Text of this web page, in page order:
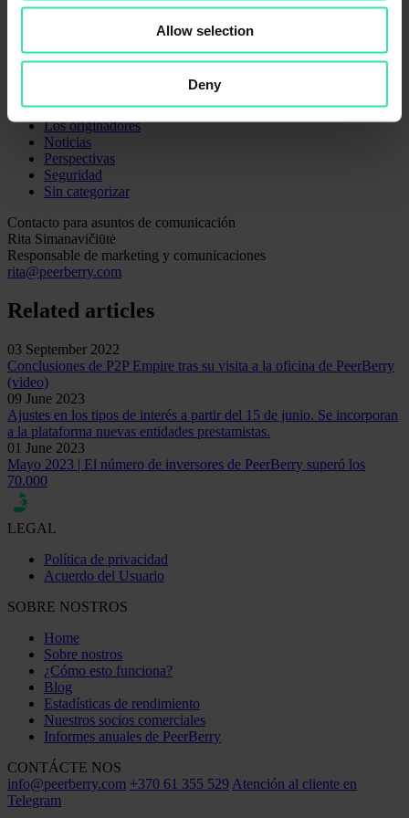
Allow selection
Deny
aplicación móvil de PeerBerry, a finales de este año.
Categories
Estadística
Los originadores
Noticias
Perspectivas
Seguridad
Sin categorizar
Contacto para asuntos de comunicación
Rita Simanavičiūtė
Responsable de marketing y comunicaciones
rita@peerberry.com
Related articles
03 September 2022
Conclusiones de P2P Empire tras su visita a la oficina de PeerBerry
(video)
09 June 2023
Ajustes en los tipos de interés a partir del 15 de junio. Se incorporan
a la plataforma nuevas entidades prestamistas.
01 June 2023
Mayo 2023 | El número de inversores de PeerBerry superó los
70.000
LEGAL
Política de privacidad
Acuerdo del Usuario
SOBRE NOSTROS
Home
Sobre nostros
¿Cómo esto funciona?
Blog
Estadísticas de rendimiento
Nuestros socios comerciales
Informes anuales de PeerBerry
CONTÁCTE NOS
info@peerberry.com +370 61 355 529 Atención al cliente en
Telegram